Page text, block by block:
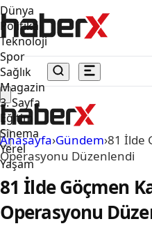
Dünya
Politika
Teknoloji
Spor
Sağlık
Magazin
3. Sayfa
Eğitim
Sinema
Yerel
Yaşam
Anasayfa›Gündem›81 İlde
Operasyonu Düzenlendi
81 İlde Göçmen
Operasyonu